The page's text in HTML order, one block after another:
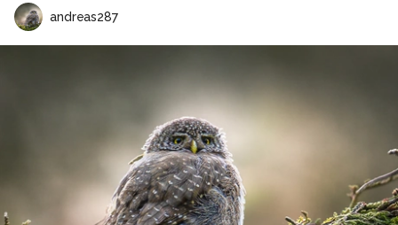
andreas287